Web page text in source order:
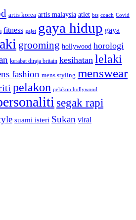
artis korea artis malaysia atlet bts coach Covid
fitness gajet gaya hidup gaya
grooming hollywood horologi
kerabat diraja britain kesihatan lelaki
fashion mens styling menswear
pelakon pelakon hollywood
segak rapi
suami isteri Sukan viral